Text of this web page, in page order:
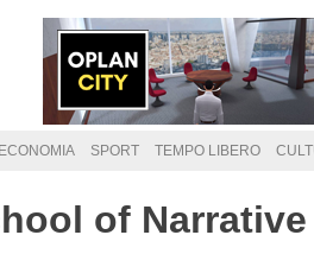
ECONOMIA SPORT TEMPO LIBERO
of